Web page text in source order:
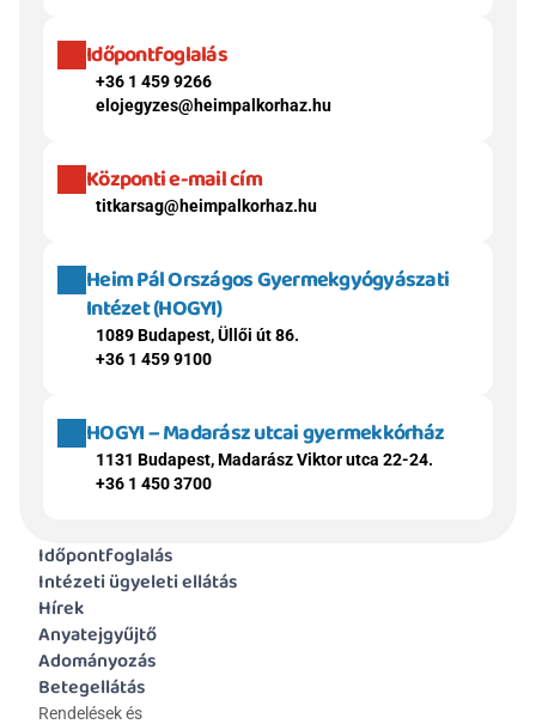
Időpontfoglalás
+36 1 459 9266
elojegyzes@heimpalkorhaz.hu
Központi e-mail cím
titkarsag@heimpalkorhaz.hu
Heim Pál Országos Gyermekgyógyászati
Intézet (HOGYI)
1089 Budapest, Üllői út 86.
+36 1 459 9100
HOGYI – Madarász utcai gyermekkórház
1131 Budapest, Madarász Viktor utca 22-24.
+36 1 450 3700
Időpontfoglalás
Intézeti ügyeleti ellátás
Hírek
Anyatejgyűjtő
Adományozás
Betegellátás
Rendelések és